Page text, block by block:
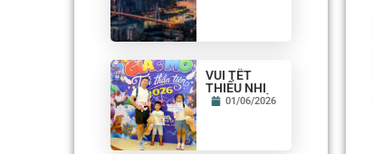
VUI TẾT
THIẾU NHI
1/6: KHI KÝ
01/06/2026